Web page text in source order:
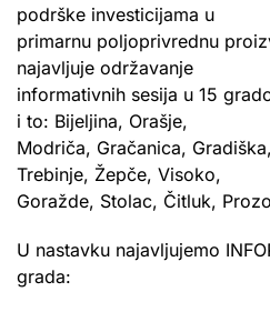
podrške investicijama u
primarnu poljoprivrednu
najavljuje održavanje
informativnih sesija u 15
i to: Bijeljina, Orašje,
Modriča, Gračanica,
Trebinje, Žepče, Visoko,
Goražde, Stolac, Čitluk,
U nastavku najavljujemo
grada: